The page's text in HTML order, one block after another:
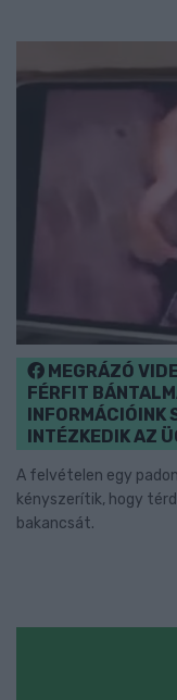
MEGRÁZÓ
FÉRFIT
INFORMÁCIÓINK
INTÉZKEDIK AZ
A felvételen egy
kényszerítik, hogy
bakancsát.